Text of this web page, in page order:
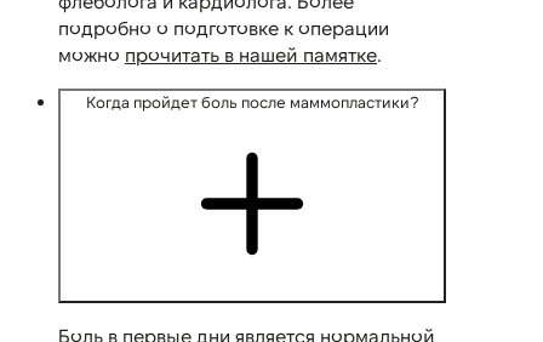
подробно о подготовке к операции
можно прочитать в нашей памятке.
Когда пройдет боль после маммопластики?
Боль в первые дни является нормальной